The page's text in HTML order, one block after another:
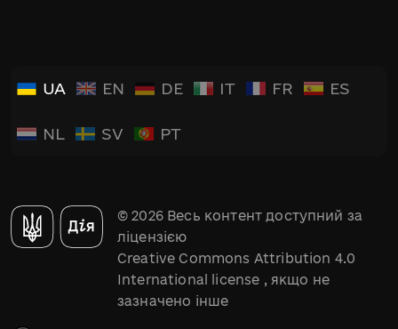
UA EN DE IT FR ES
NL SV PT
© 2026 Весь контент доступний за
ліцензією
Creative Commons Attribution 4.0
International license , якщо не
зазначено інше